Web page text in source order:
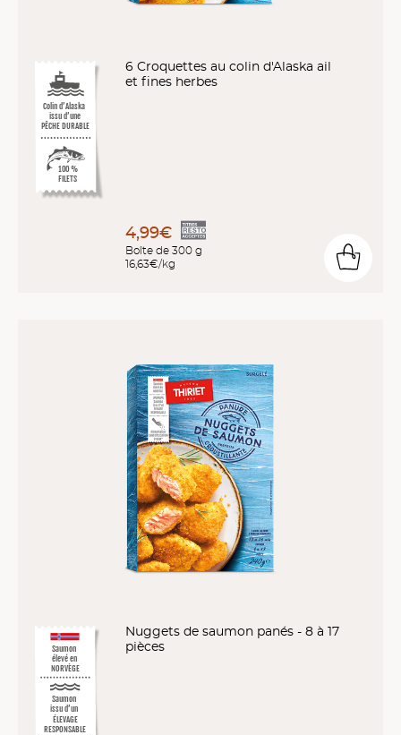
Colin d’Alaska
issu d’une
PÊCHE DURABLE
100%
FILETS
6 Croquettes au colin d'Alaska ail
et fines herbes
4,99€
Boîte de 300 g
16,63€/kg
Saumon
élevé en
NORVÈGE
Saumon
issu d’un
ÉLEVAGE
RESPONSABLE
Nuggets de saumon panés - 8 à 17
pièces